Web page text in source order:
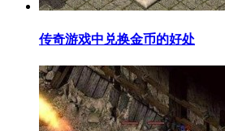
传奇游戏中兑换金币的好处